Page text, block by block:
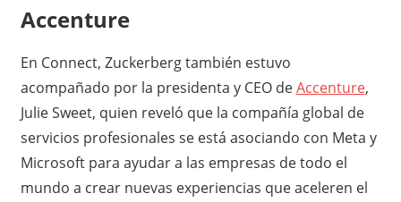
Accenture
En Connect, Zuckerberg también estuvo
acompañado por la presidenta y CEO deAccenture,
Julie Sweet, quien reveló que la compañía global de
servicios profesionales se está asociando con Meta y
Microsoft para ayudar a las empresas de todo el
mundo a crear nuevas experiencias que aceleren el